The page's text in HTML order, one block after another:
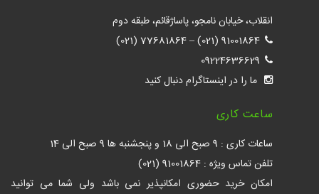
انقلاب، خیابان نامجو، پاساژقائم، طبقه دوم
91001864 (021)
–
77681864 (021)
09224636629
ما را در اینستاگرام دنبال کنید
ساعت کاری
ساعات کاری : 9 صبح الی 18 و پنجشنبه ها 9 صبح الی 14
تلفن تماس ویژه : 91001864 (021)
امکان خرید حضوری امکانپذیر نمی باشد ولی شما می توانید